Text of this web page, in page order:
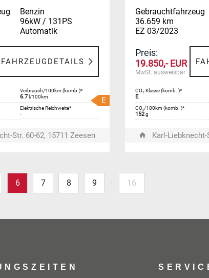
Benzin
96kW / 131PS
Automatik
FAHRZEUGDETAILS
Verbrauch/100km (komb.)*
6.7 l/100km
Elektrische Reichweite*
-
E
Str. 60-62, 15711 Zeesen
Gebrauchtfahrzeug
36.659 km
EZ 03/2023
Preis:
19.850,- EUR
MwSt. ausweisbar
CO₂-Klasse (komb. )*
E
CO₂/100km (komb. )*
152g
Karl-Liebknecht-
6 7 8 9 … 16